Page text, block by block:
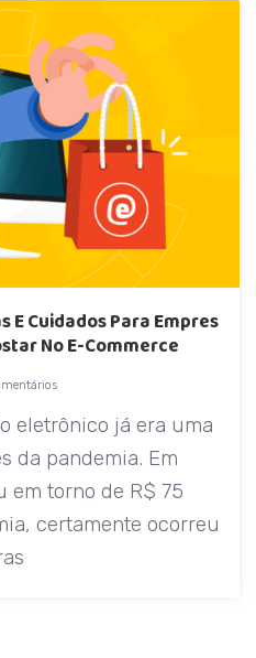
E Cuidados Para Empres
No E-Commerce
eletrônico já era uma
da pandemia. Em
em torno de R$ 75
certamente ocorreu